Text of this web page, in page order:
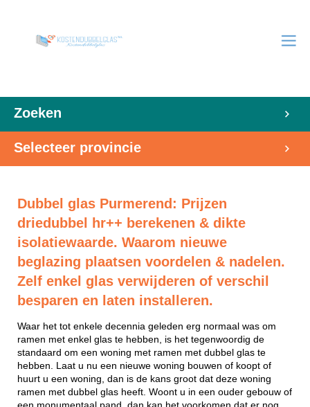
Zoeken
Selecteer provincie
Dubbel glas Purmerend: Prijzen
driedubbel hr++ berekenen & dikte
isolatiewaarde. Waarom nieuwe
beglazing plaatsen voordelen & nadelen.
Zelf enkel glas verwijderen of verschil
besparen en laten installeren.
Waar het tot enkele decennia geleden erg normaal was om
ramen met enkel glas te hebben, is het tegenwoordig de
standaard om een woning met ramen met dubbel glas te
hebben. Laat u nu een nieuwe woning bouwen of koopt of
huurt u een woning, dan is de kans groot dat deze woning
ramen met dubbel glas heeft. Woont u in een ouder gebouw of